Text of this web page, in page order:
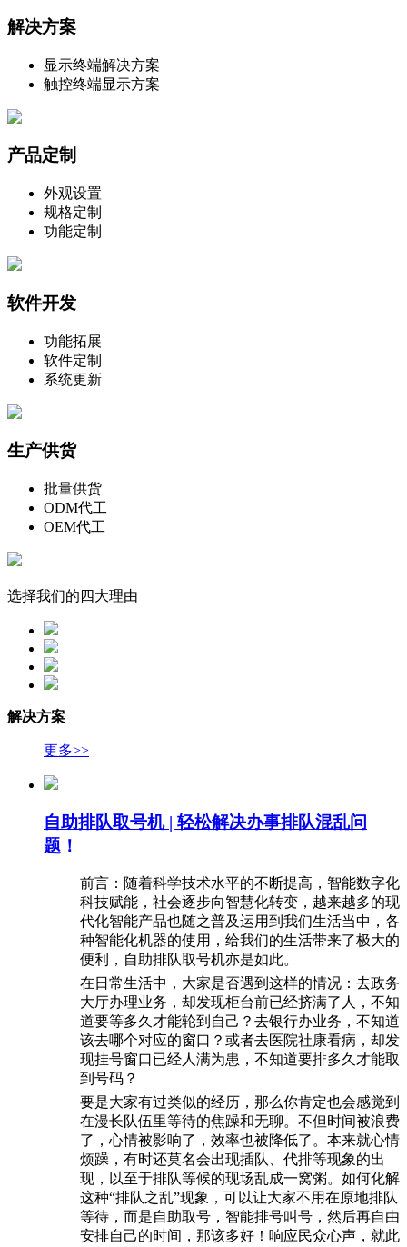
解决方案
显示终端解决方案
触控终端显示方案
产品定制
外观设置
规格定制
功能定制
软件开发
功能拓展
软件定制
系统更新
生产供货
批量供货
ODM代工
OEM代工
选择我们的四大理由
解决方案
更多>>
自助排队取号机 | 轻松解决办事排队混乱问
题！
前言：随着科学技术水平的不断提高，智能数字化
科技赋能，社会逐步向智慧化转变，越来越多的现
代化智能产品也随之普及运用到我们生活当中，各
种智能化机器的使用，给我们的生活带来了极大的
便利，自助排队取号机亦是如此。
在日常生活中，大家是否遇到这样的情况：去政务
大厅办理业务，却发现柜台前已经挤满了人，不知
道要等多久才能轮到自己？去银行办业务，不知道
该去哪个对应的窗口？或者去医院社康看病，却发
现挂号窗口已经人满为患，不知道要排多久才能取
到号码？
要是大家有过类似的经历，那么你肯定也会感觉到
在漫长队伍里等待的焦躁和无聊。不但时间被浪费
了，心情被影响了，效率也被降低了。本来就心情
烦躁，有时还莫名会出现插队、代排等现象的出
现，以至于排队等候的现场乱成一窝粥。如何化解
这种“排队之乱”现象，可以让大家不用在原地排队
等待，而是自助取号，智能排号叫号，然后再自由
安排自己的时间，那该多好！响应民众心声，就此